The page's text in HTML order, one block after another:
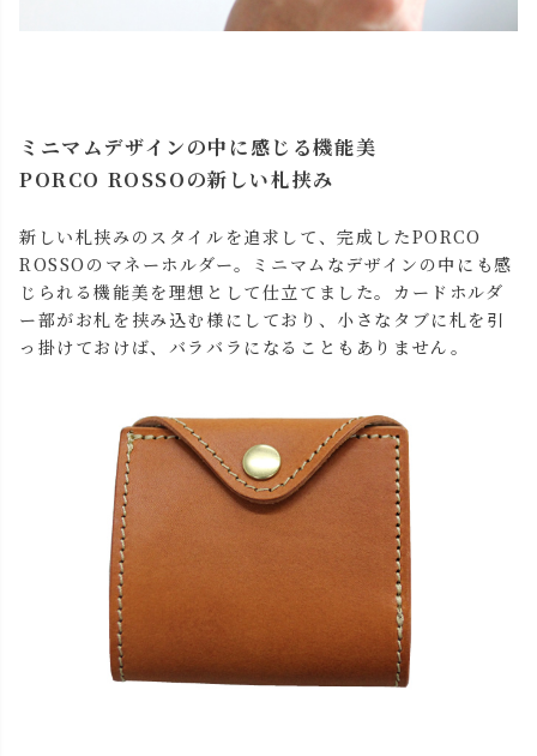
ミニマムデザインの中に感じる機能美
PORCO ROSSOの新しい札挟み
新しい札挟みのスタイルを追求して、完成したPORCO
ROSSOのマネーホルダー。ミニマムなデザインの中にも感
じられる機能美を理想として仕立てました。カードホルダ
ー部がお札を挟み込む様にしており、小さなタブに札を引
っ掛けておけば、バラバラになることもありません。